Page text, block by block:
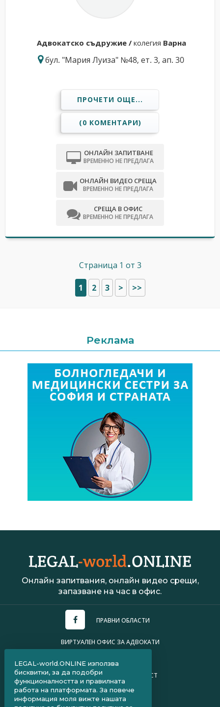
Адвокатскo съдружие / колегия Варна
бул. "Мария Луиза" №48, ет. 3, ап. 30
ПРОЧЕТИ ОЩЕ...
(0 КОМЕНТАРИ)
ОНЛАЙН ЗАПИТВАНЕ
ВРЕМЕННО НЕ ПРЕДЛАГА
ОНЛАЙН ВИДЕО СРЕЩА
ВРЕМЕННО НЕ ПРЕДЛАГА
СРЕЩА В ОФИС
ВРЕМЕННО НЕ ПРЕДЛАГА
Страница 1 от 3
1 2 3 > >>
Реклама
Онлайн запитвания, онлайн видео срещи,
запазване на час в офис.
ПРАВНИ ОБЛАСТИ
ВИРТУАЛЕН ОФИС ЗА АДВОКАТИ
ПОЛИТИКА ЗА ПОВЕРИТЕЛНОСТ
ЧЗВ ЗА КЛИЕНТИ
LEGAL-world.ONLINE използва
бисквитки, за да подобри
функционалността и правилната
работа на платформата. За повече
информация моля вижте нашата